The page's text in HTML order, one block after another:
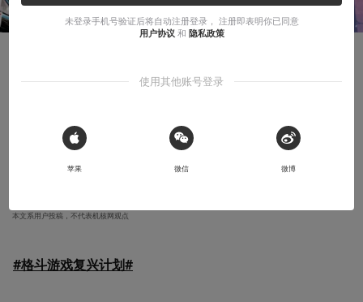
不定期更新的《高玩老爸》分支小短篇
ALExZHAN13
本文系用户投稿，不代表机核网观点
#格斗游戏复兴计划#
未登录手机号验证后将自动注册登录， 注册即表明你已同意
用户协议 和 隐私政策
使用其他账号登录
 Sign in with Apple
苹果 微信 微博